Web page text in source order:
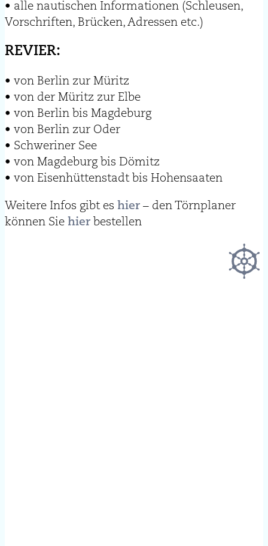
• alle nautischen Informationen (Schleusen,
Vorschriften, Brücken, Adressen etc.)
REVIER:
• von Berlin zur Müritz
• von der Müritz zur Elbe
• von Berlin bis Magdeburg
• von Berlin zur Oder
• Schweriner See
• von Magdeburg bis Dömitz
• von Eisenhüttenstadt bis Hohensaaten
Weitere Infos gibt es hier – den Törnplaner
können Sie hier bestellen